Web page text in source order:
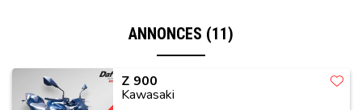
ANNONCES (11)
Z 900
Kawasaki